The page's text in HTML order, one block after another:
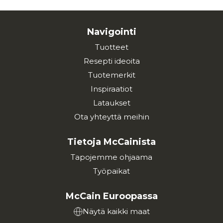
Navigointi
Tuotteet
Resepti ideoita
Tuotemerkit
Inspiraatiot
Lataukset
Ota yhteyttä meihin
Tietoja McCainista
Tapojemme ohjaama
Työpaikat
McCain Euroopassa
Näytä kaikki maat